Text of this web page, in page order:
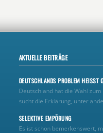
AKTUELLE BEITRÄGE
DEUTSCHLANDS PROBLEM HEISST
Deutschland hat die Wahl
sucht die Erklärung, unter
SELEKTIVE EMPÖRUNG
Es ist schon bemerkenswert,